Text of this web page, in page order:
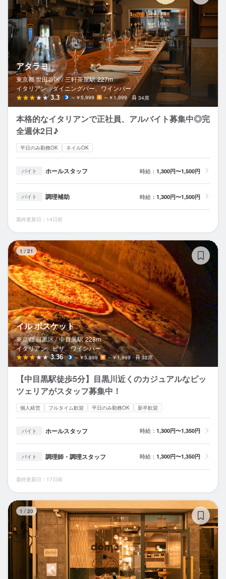
アタラヨ.
東京都 世田谷区 / 三軒茶屋駅 227m
イタリアン、ダイニングバー、ワインバー
3.3 ～￥5,999 ～￥1,999 34席
本格的なイタリアンで正社員、アルバイト募集中◎完
全週休2日♪
平日のみ勤務OK ネイルOK
バイト ホールスタッフ 時給： 1,300円〜1,500円
バイト 調理補助 時給： 1,300円〜1,500円
最終更新日：14日前
1 / 21
イル ボスケット
東京都 目黒区 / 中目黒駅 228m
イタリアン、ピザ、ワインバー
3.36 ～￥3,999 ～￥1,999 32席
【中目黒駅徒歩5分】目黒川近くのカジュアルなピッ
ツェリアがスタッフ募集中！
個人経営 フルタイム歓迎 平日のみ勤務OK 新卒歓迎
バイト ホールスタッフ 時給： 1,300円〜1,350円
バイト 調理師・調理スタッフ 時給： 1,300円〜1,350円
最終更新日：17日前
1 / 20